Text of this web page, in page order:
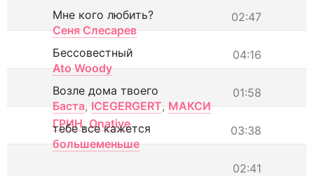
02:47
Мне кого любить?
Сеня Слесарев
04:16
Бессовестный
Ato Woody
01:58
Возле дома твоего
Баста, ICEGERGERT, МАКСИ
ГРИН, Onative 03:38
тебе все кажется
большеменьше
02:41